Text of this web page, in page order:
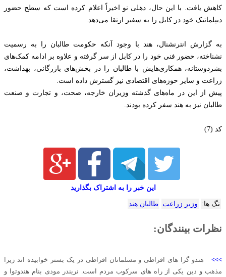
کاهش یافت. با این حال، دهلی نو اخیراً اعلام کرده است که سطح حضور
دیپلماتیک خود در کابل را به سفیر ارتقا می‌دهد.
به گزارش انترنشنال، هند با وجود آنکه حکومت طالبان را به رسمیت
نشناخته، حضور فنی خود را در کابل از سر گرفته و علاوه بر ادامه کمک‌های
بشردوستانه، همکاری‌هایش با طالبان را در بخش‌های بازرگانی، بهداشت،
زراعت و سایر حوزه‌های اقتصادی نیز گسترش داده است.
پیش از این در ماه‌های گذشته وزیران خارجه، صحت، و تجارت و صنعت
طالبان نیز به هند سفر کرده بودند.
کد (7)
این خبر را به اشتراک بگذارید
تگ ها: وزیر زراعت طالبان هند
نظرات بینندگان:
>>> هندو گرا های افراطی و مسلمانان افراطی در یک بستر خوابیده اند زیرا
مذهب و دین یکی از راه های سرکوب مردم است. نریندر مودی بنام هندوتوا و